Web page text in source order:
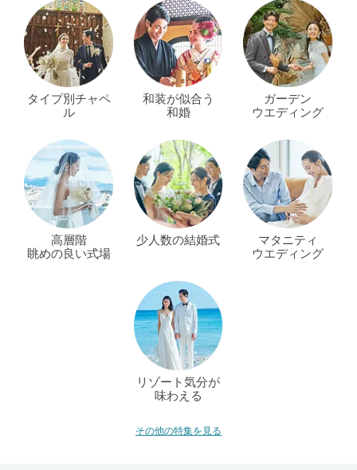
タイプ別チャペ
ル
和装が似合う
和婚
ガーデン
ウエディング
高層階
眺めの良い式場
少人数の結婚式
マタニティ
ウエディング
リゾート気分が
味わえる
その他の特集を見る